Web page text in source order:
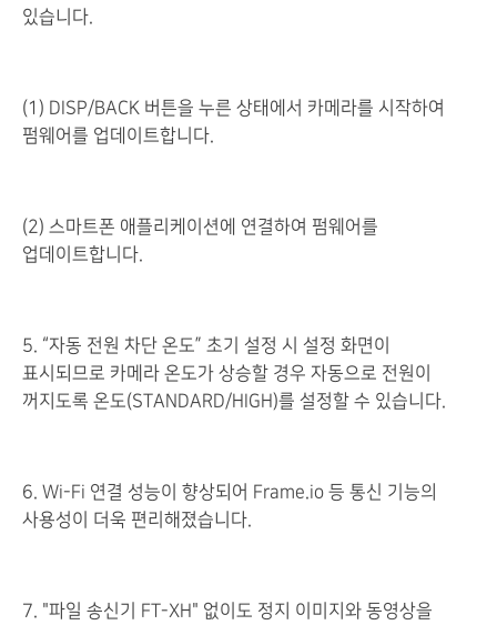
있습니다.
(1) DISP/BACK 버튼을 누른 상태에서 카메라를 시작하여
펌웨어를 업데이트합니다.
(2) 스마트폰 애플리케이션에 연결하여 펌웨어를
업데이트합니다.
5. “자동 전원 차단 온도” 초기 설정 시 설정 화면이
표시되므로 카메라 온도가 상승할 경우 자동으로 전원이
꺼지도록 온도(STANDARD/HIGH)를 설정할 수 있습니다.
6. Wi-Fi 연결 성능이 향상되어 Frame.io 등 통신 기능의
사용성이 더욱 편리해졌습니다.
7. "파일 송신기 FT-XH" 없이도 정지 이미지와 동영상을